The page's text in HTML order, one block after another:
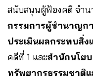
สนับสนุนผู้ฟ้องคดี จำ
กรรมการผู้ชำนาญก
ประเมินผลกระทบสิ่
คดีที่ 1 และสำนักนโย
ทรัพยากรธรรมชาติ